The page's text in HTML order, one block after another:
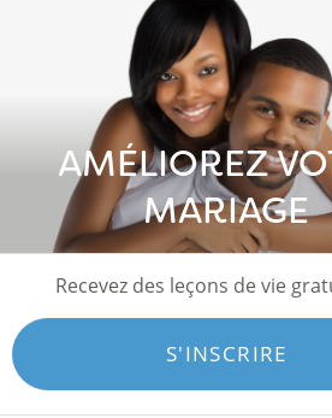
AMÉLIOREZ
MARIAGE
Recevez des leçons de vie
S'INSCRIRE